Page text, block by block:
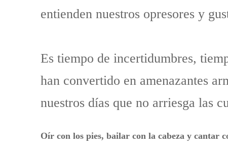
entienden nuestros opresores y
Es tiempo de incertidumbres,
han convertido en amenazantes
nuestros días que no arriesga las
Oír con los pies, bailar con la cabeza y cantar